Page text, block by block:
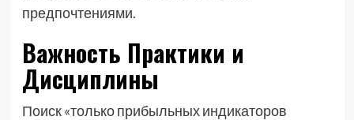
предпочтениями.
Важность Практики и
Дисциплины
Поиск «только прибыльных индикаторов